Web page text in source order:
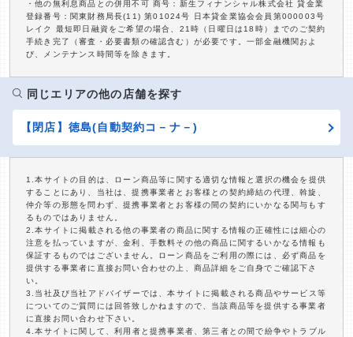
・他の無利息商品との併用不可 商号：新生フィナンシャル株式会社 貸金業
登録番号：関東財務局長(11) 第01024号 日本貸金業協会会員第000003号
レイク 最短即日融資をご希望の場合、21時（日曜日は18時）までのご契約
手続き完了（審査・必要書類の確認含む）が必要です。一部金融機関およ
び、メンテナンス時間等を除きます。
同じエリアの他の店舗を探す
【閉店】徳島(自動契約コ－ナ－)
1.本サイトの目的は、ローン商品等に関する適切な情報と選択の機会を提供
することにあり、当社は、提携事業者とお客様との契約締結の代理、斡旋、
仲介等の形態を問わず、提携事業者とお客様の間の契約にいかなる関与もす
るものではありません。
2.本サイトに掲載される他の事業者の商品に関する情報の正確性には細心の
注意を払っていますが、金利、手数料その他の商品に関するいかなる情報も
保証するものではございません。ローン商品をご利用の際には、必ず商品を
提供する事業者に直接お問い合わせの上、商品詳細をご自身でご確認下さ
い。
3.当社及び当社アドバイザーでは、本サイトに掲載される商品やサービス等
についてのご質問には回答致しかねますので、当該商品等を提供する事業者
に直接お問い合わせ下さい。
4.本サイトに関して、利用者と提携事業者、第三者との間で紛争やトラブル